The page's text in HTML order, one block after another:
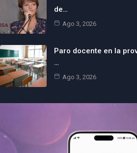
de…
Ago 3, 2026
Paro docente en la
…
Ago 3, 2026